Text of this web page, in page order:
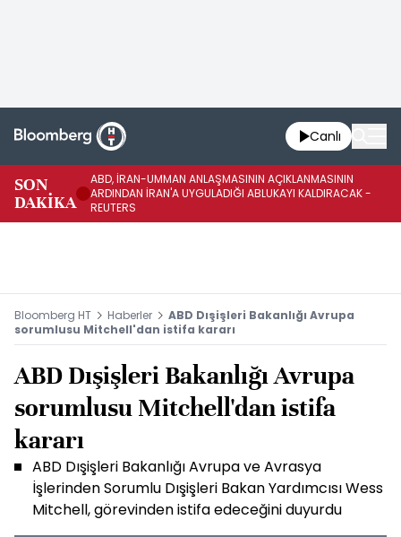
Canlı
SON
DAKİKA
ABD, İRAN-UMMAN ANLAŞMASININ AÇIKLANMASININ
ARDINDAN İRAN'A UYGULADIĞI ABLUKAYI KALDIRACAK -
REUTERS
Bloomberg HT Haberler
ABD Dışişleri Bakanlığı Avrupa
sorumlusu Mitchell'dan istifa kararı
ABD Dışişleri Bakanlığı Avrupa
sorumlusu Mitchell'dan istifa
kararı
ABD Dışişleri Bakanlığı Avrupa ve Avrasya
İşlerinden Sorumlu Dışişleri Bakan Yardımcısı Wess
Mitchell, görevinden istifa edeceğini duyurdu